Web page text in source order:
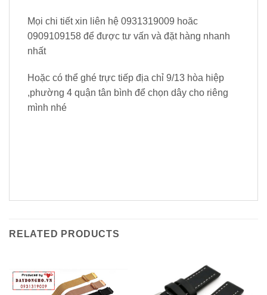
Mọi chi tiết xin liên hệ 0931319009 hoăc
0909109158 để được tư vấn và đặt hàng nhanh
nhất
Hoặc có thể ghé trực tiếp địa chỉ 9/13 hòa hiệp
,phường 4 quận tân bình để chọn dây cho riêng
mình nhé
RELATED PRODUCTS